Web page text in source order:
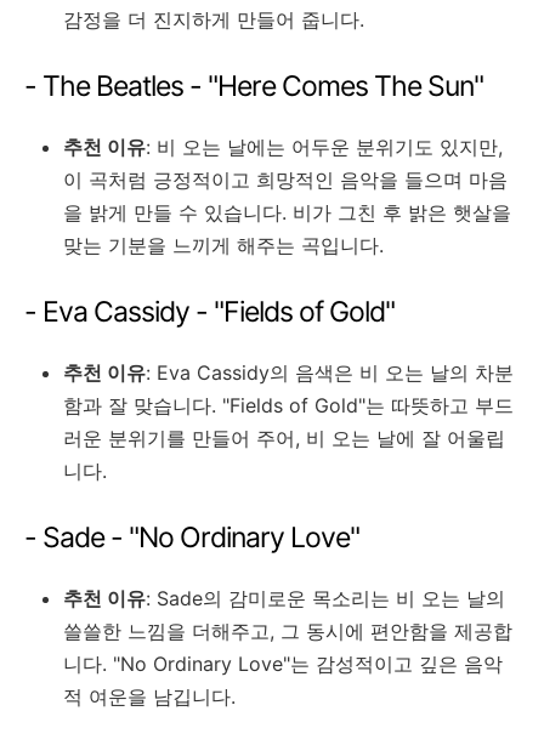
감정을 더 진지하게 만들어 줍니다.
- The Beatles - "Here Comes The Sun"
추천 이유: 비 오는 날에는 어두운 분위기도 있지만,
이 곡처럼 긍정적이고 희망적인 음악을 들으며 마음
을 밝게 만들 수 있습니다. 비가 그친 후 밝은 햇살을
맞는 기분을 느끼게 해주는 곡입니다.
- Eva Cassidy - "Fields of Gold"
추천 이유: Eva Cassidy의 음색은 비 오는 날의 차분
함과 잘 맞습니다. "Fields of Gold"는 따뜻하고 부드
러운 분위기를 만들어 주어, 비 오는 날에 잘 어울립
니다.
- Sade - "No Ordinary Love"
추천 이유: Sade의 감미로운 목소리는 비 오는 날의
쓸쓸한 느낌을 더해주고, 그 동시에 편안함을 제공합
니다. "No Ordinary Love"는 감성적이고 깊은 음악
적 여운을 남깁니다.